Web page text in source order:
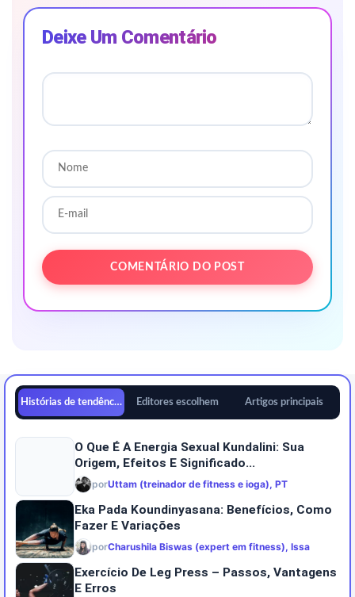
Deixe Um Comentário
Histórias de tendências Editores escolhem Artigos principais
O Que É A Energia Sexual Kundalini: Sua
Origem, Efeitos E Significado...
porUttam (treinador de fitness e ioga), PT
Eka Pada Koundinyasana: Benefícios, Como
Fazer E Variações
porCharushila Biswas (expert em fitness), Issa
Exercício De Leg Press – Passos, Vantagens
E Erros